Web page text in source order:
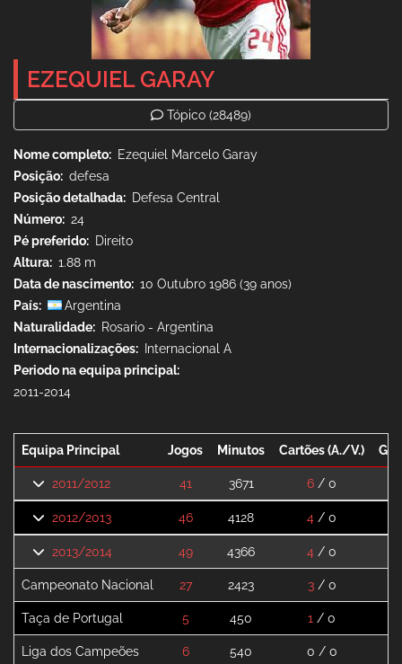
EZEQUIEL GARAY
Tópico (28489)
Nome completo
Ezequiel Marcelo Garay
Posição
defesa
Posição detalhada
Defesa Central
Número
24
Pé preferido
Direito
Altura
1.88 m
Data de nascimento
10 Outubro 1986 (39 anos)
País
Argentina
Naturalidade
Rosario - Argentina
Internacionalizações
Internacional A
Periodo na equipa principal
2011-2014
Equipa Principal Jogos Minutos Cartões (A./V.)
2011/2012 41 3671 6 / 0
2012/2013 46 4128 4 / 0
2013/2014 49 4366 4 / 0
Campeonato Nacional 27 2423 3/ 0
Taça de Portugal 5 450 1 / 0
Liga dos Campeões 6 540 0 / 0